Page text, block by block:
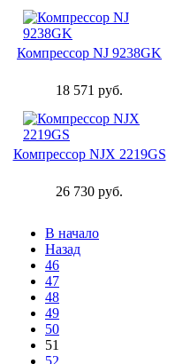
Компрессор NJ 9238GK
18 571 руб.
Компрессор NJX 2219GS
26 730 руб.
В начало
Назад
46
47
48
49
50
51
52